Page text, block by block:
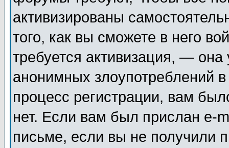
активизированы
того, как вы сможете в него
требуется активизация, —
анонимных злоупотреблений
процесс регистрации, вам
нет. Если вам был прислан e-
письме, если вы не получили